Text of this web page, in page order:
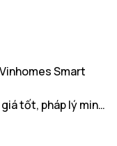
Smart
tốt, pháp lý minh